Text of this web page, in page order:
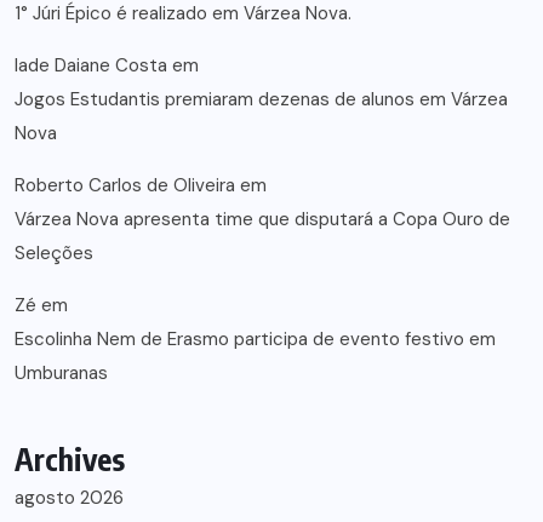
1° Júri Épico é realizado em Várzea Nova.
lade Daiane Costa em
Jogos Estudantis premiaram dezenas de alunos em Várzea
Nova
Roberto Carlos de Oliveira em
Várzea Nova apresenta time que disputará a Copa Ouro de
Seleções
Zé em
Escolinha Nem de Erasmo participa de evento festivo em
Umburanas
Archives
agosto 2026